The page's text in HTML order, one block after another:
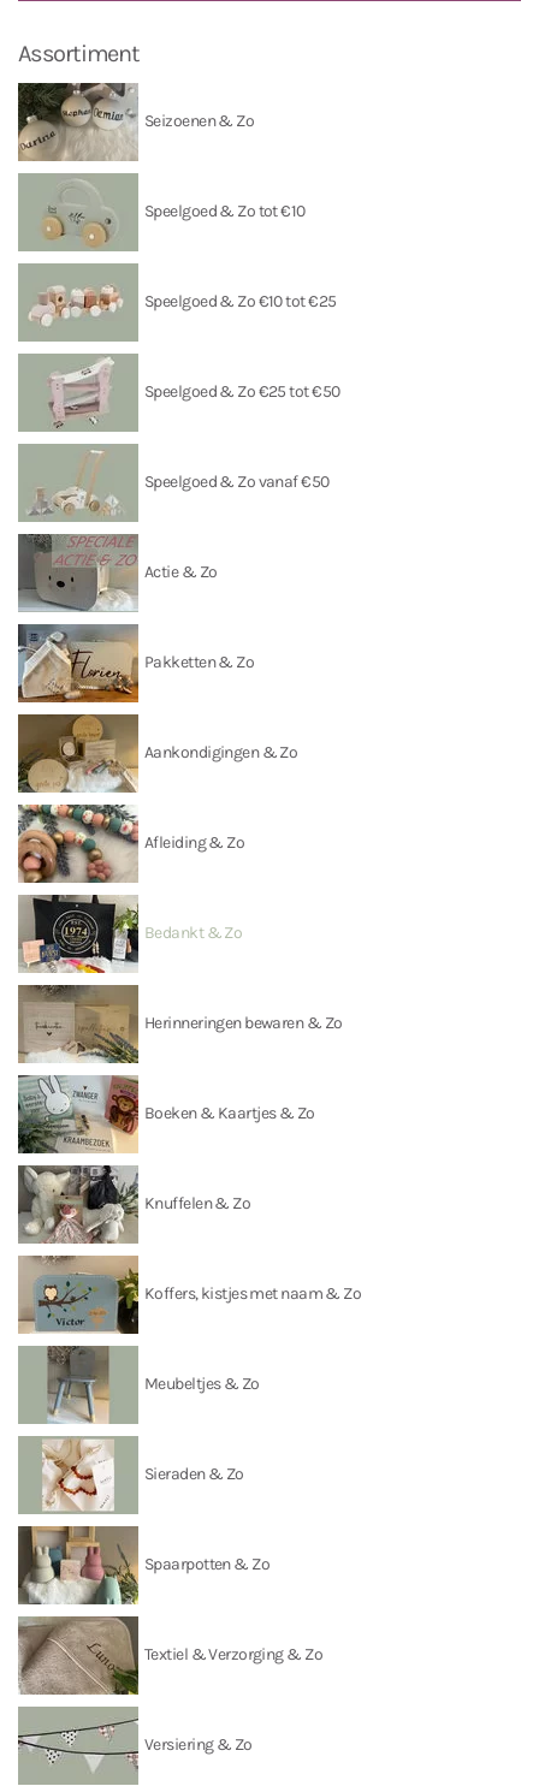
Assortiment
Seizoenen & Zo
Speelgoed & Zo tot €10
Speelgoed & Zo €10 tot €25
Speelgoed & Zo €25 tot €50
Speelgoed & Zo vanaf €50
Actie & Zo
Pakketten & Zo
Aankondigingen & Zo
Afleiding & Zo
Bedankt & Zo
Herinneringen bewaren & Zo
Boeken & Kaartjes & Zo
Knuffelen & Zo
Koffers, kistjes met naam & Zo
Meubeltjes & Zo
Sieraden & Zo
Spaarpotten & Zo
Textiel & Verzorging & Zo
Versiering & Zo